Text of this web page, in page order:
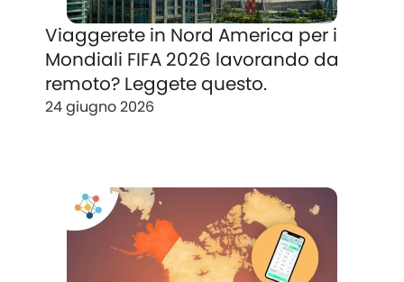
Viaggerete in Nord America per i
Mondiali FIFA 2026 lavorando da
remoto? Leggete questo.
24 giugno 2026